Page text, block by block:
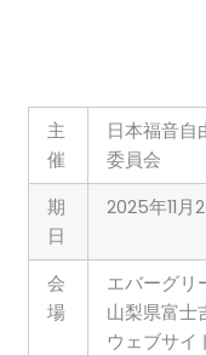
主
催
日本福音自
委員会
期
日
2025年11月
会
場
エバーグリ
山梨県富士
ウェブサ